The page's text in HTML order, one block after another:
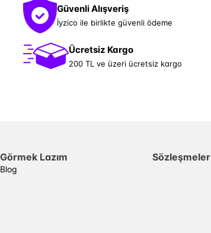
Güvenli Alışveriş
İyzico ile birlikte güvenli ödeme
Ücretsiz Kargo
200 TL ve üzeri ücretsiz kargo
Görmek Lazım
Blog
Sözleşmeler